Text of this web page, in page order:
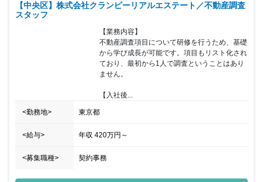
【中央区】株式会社クランピーリアルエステート／不動産調査
スタッフ
【業務内容】
不動産調査項目について研修を行うため、基礎
から学び成⻑が可能です。項目もリスト化され
ており、最初から1人で調査ということはあり
ません。
【入社後...
<勤務地> 東京都
<給与> 年収 420万円 ～
<募集職種> 契約事務